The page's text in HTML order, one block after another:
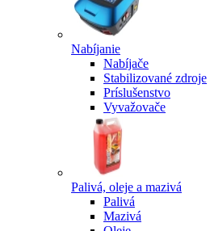
Nabíjanie
Nabíjače
Stabilizované zdroje
Príslušenstvo
Vyvažovače
Palivá, oleje a mazivá
Palivá
Mazivá